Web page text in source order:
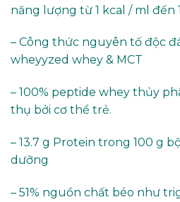
năng lượng từ 1 kcal / ml đến
– Công thức nguyên tố độc
wheyyzed whey & MCT
– 100% peptide whey thủy
thụ bởi cơ thể trẻ.
– 13.7 g Protein trong 100 g
dưỡng
– 51% nguồn chất béo như